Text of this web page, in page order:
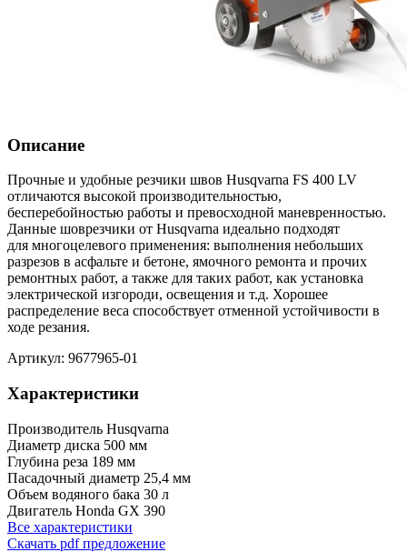
Описание
Прочные и удобные резчики швов Husqvarna FS 400 LV
отличаются высокой производительностью,
бесперебойностью работы и превосходной маневренностью.
Данные шоврезчики от Husqvarna идеально подходят
для многоцелевого применения: выполнения небольших
разрезов в асфальте и бетоне, ямочного ремонта и прочих
ремонтных работ, а также для таких работ, как установка
электрической изгороди, освещения и т.д. Хорошее
распределение веса способствует отменной устойчивости в
ходе резания.
Артикул: 9677965-01
Характеристики
Производитель Husqvarna
Диаметр диска 500 мм
Глубина реза 189 мм
Пасадочный диаметр 25,4 мм
Объем водяного бака 30 л
Двигатель Honda GX 390
Все характеристики
Скачать pdf предложение